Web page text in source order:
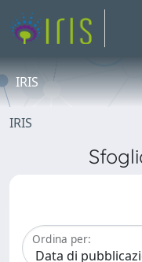
IRIS
IRIS
Ordina per: